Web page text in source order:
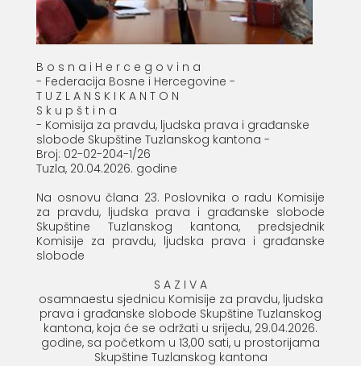
B o s n a i H e r c e g o v i n a
- Federacija Bosne i Hercegovine -
T U Z L A N S K I K A N T O N
S k u p š t i n a
- Komisija za pravdu, ljudska prava i građanske
slobode Skupštine Tuzlanskog kantona -
Broj: 02-02-204-1/26
Tuzla, 20.04.2026. godine
Na osnovu člana 23. Poslovnika o radu Komisije
za pravdu, ljudska prava i građanske slobode
Skupštine Tuzlanskog kantona, predsjednik
Komisije za pravdu, ljudska prava i građanske
slobode
S A Z I V A
osamnaestu sjednicu Komisije za pravdu, ljudska
prava i građanske slobode Skupštine Tuzlanskog
kantona, koja će se održati u srijedu, 29.04.2026.
godine, sa početkom u 13,00 sati, u prostorijama
Skupštine Tuzlanskog kantona